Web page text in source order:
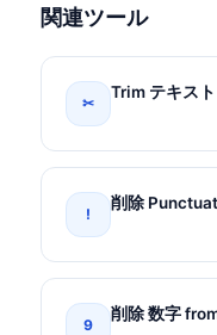
関連ツール
✂
Trim テキスト
!
削除
9
削除 数字